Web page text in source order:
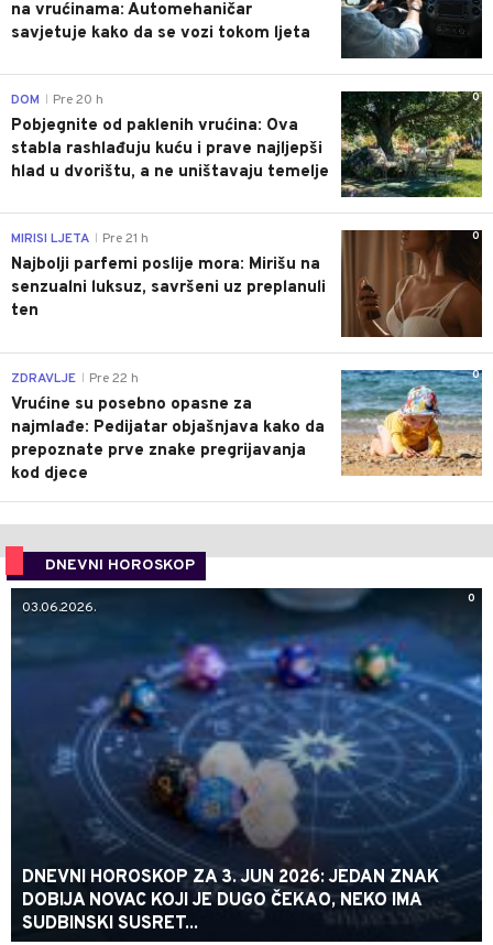
na vrućinama: Automehaničar
savjetuje kako da se vozi tokom ljeta
0
DOM Pre 20 h
Pobjegnite od paklenih vrućina: Ova
stabla rashlađuju kuću i prave najljepši
hlad u dvorištu, a ne uništavaju temelje
0
MIRISI LJETA Pre 21 h
Najbolji parfemi poslije mora: Mirišu na
senzualni luksuz, savršeni uz preplanuli
ten
0
ZDRAVLJE Pre 22 h
Vrućine su posebno opasne za
najmlađe: Pedijatar objašnjava kako da
prepoznate prve znake pregrijavanja
kod djece
DNEVNI HOROSKOP
0
03.06.2026.
DNEVNI HOROSKOP ZA 3. JUN 2026: JEDAN ZNAK
DOBIJA NOVAC KOJI JE DUGO ČEKAO, NEKO IMA
SUDBINSKI SUSRET...